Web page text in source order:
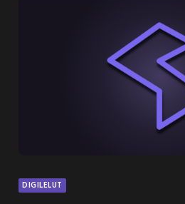
DIGILELUT